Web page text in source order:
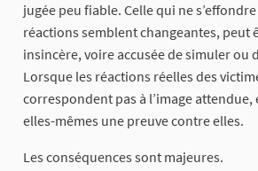
jugée peu fiable. Celle qui ne
réactions semblent changeantes, peut
insincère, voire accusée de simuler ou
Lorsque les réactions réelles des
correspondent pas à l’image
elles-mêmes une preuve contre elles.
Les conséquences sont majeures.